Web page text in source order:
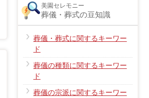
美園セレモニー
葬儀・葬式の豆知識
葬儀・葬式に関するキーワー
ド
葬儀の種類に関するキーワー
ド
葬儀の宗派に関するキーワー